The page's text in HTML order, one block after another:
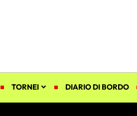
TORNEI DIARIO DI BORDO